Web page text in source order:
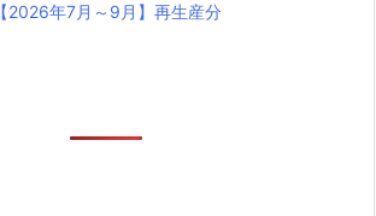
【2026年7月～9月】再生産分